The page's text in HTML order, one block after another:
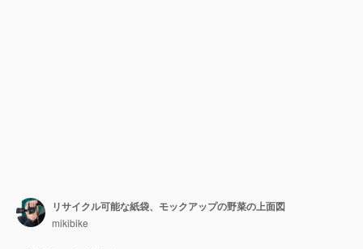
リサイクル可能な紙袋、モックアップの野菜の上面図
mikibike